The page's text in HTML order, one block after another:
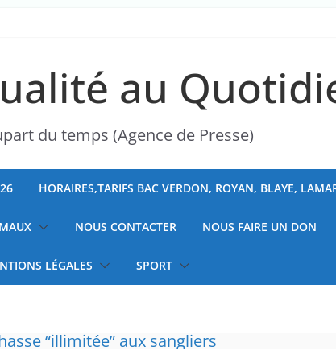
au
du temps (Agence de Presse)
HORAIRES,TARIFS BAC VERDON, ROYAN, BLAYE,
NOUS CONTACTER NOUS FAIRE UN DON
LÉGALES SPORT
plus de 1 000 décès en RDC et en
“illimitée” aux sangliers